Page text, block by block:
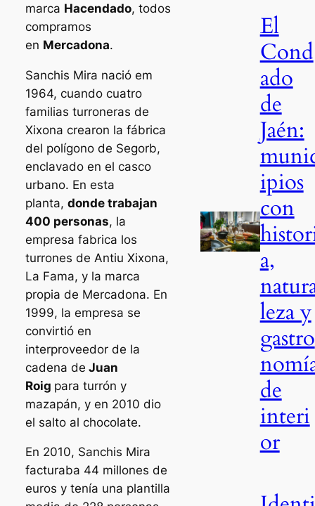
marca Hacendado, todos
compramos
en Mercadona.
Sanchis Mira nació em
1964, cuando cuatro
familias turroneras de
Xixona crearon la fábrica
del polígono de Segorb,
enclavado en el casco
urbano. En esta
planta, donde trabajan
400 personas, la
empresa fabrica los
turrones de Antiu Xixona,
La Fama, y la marca
propia de Mercadona. En
1999, la empresa se
convirtió en
interproveedor de la
cadena de Juan
Roig para turrón y
mazapán, y en 2010 dio
el salto al chocolate.
En 2010, Sanchis Mira
facturaba 44 millones de
euros y tenía una plantilla
El
Cond
ado
de
Jaén:
ipios
con
a,
leza y
gastro
de
interi
or